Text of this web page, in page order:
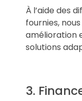
À l’aide des
fournies,
amélioration
solutions
3.